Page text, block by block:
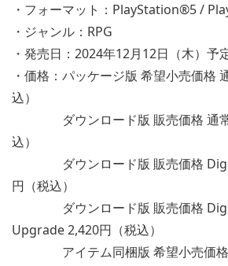
・フォーマット：PlayStation®5 /
・ジャンル：RPG
・発売日：2024年12月12日（木）予
・価格：パッケージ版 希望小売価格
込）
ダウンロード版 販売価格 通常
込）
ダウンロード版 販売価格
円（税込）
ダウンロード版 販売価格
Upgrade 2,420円（税込）
アイテム同梱版 希望小売価格